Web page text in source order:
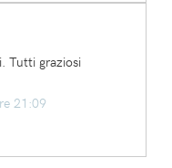
Tutti graziosi
21:09